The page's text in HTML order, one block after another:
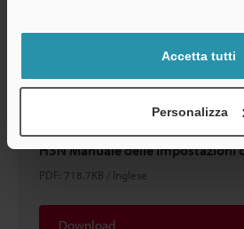
Accetta tutti
Personalizza
Serie CV-3002/CV-3502
H3N Manuale delle impostazioni
PDF: 718.7KB / Inglese
Download